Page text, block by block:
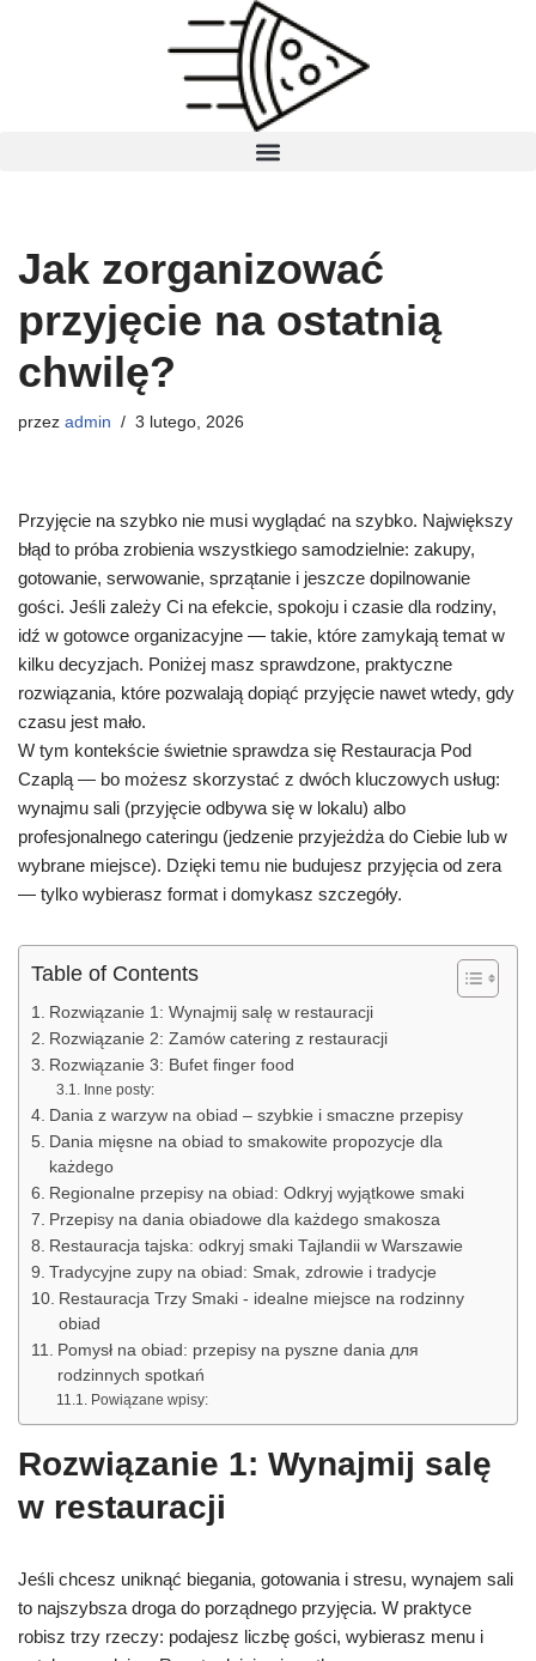
Jak zorganizować
przyjęcie na ostatnią
chwilę?
przez admin 3 lutego, 2026
Przyjęcie na szybko nie musi wyglądać na szybko. Największy
błąd to próba zrobienia wszystkiego samodzielnie: zakupy,
gotowanie, serwowanie, sprzątanie i jeszcze dopilnowanie
gości. Jeśli zależy Ci na efekcie, spokoju i czasie dla rodziny,
idź w gotowce organizacyjne — takie, które zamykają temat w
kilku decyzjach. Poniżej masz sprawdzone, praktyczne
rozwiązania, które pozwalają dopiąć przyjęcie nawet wtedy, gdy
czasu jest mało.
W tym kontekście świetnie sprawdza się Restauracja Pod
Czaplą — bo możesz skorzystać z dwóch kluczowych usług:
wynajmu sali (przyjęcie odbywa się w lokalu) albo
profesjonalnego cateringu (jedzenie przyjeżdża do Ciebie lub w
wybrane miejsce). Dzięki temu nie budujesz przyjęcia od zera
— tylko wybierasz format i domykasz szczegóły.
Table of Contents
Rozwiązanie 1: Wynajmij salę w restauracji
Rozwiązanie 2: Zamów catering z restauracji
Rozwiązanie 3: Bufet finger food
Inne posty:
Dania z warzyw na obiad – szybkie i smaczne przepisy
Dania mięsne na obiad to smakowite propozycje dla
każdego
Regionalne przepisy na obiad: Odkryj wyjątkowe smaki
Przepisy na dania obiadowe dla każdego smakosza
Restauracja tajska: odkryj smaki Tajlandii w Warszawie
Tradycyjne zupy na obiad: Smak, zdrowie i tradycje
Restauracja Trzy Smaki - idealne miejsce na rodzinny
obiad
Pomysł na obiad: przepisy na pyszne dania для
rodzinnych spotkań
Powiązane wpisy:
Rozwiązanie 1: Wynajmij salę
w restauracji
Jeśli chcesz uniknąć biegania, gotowania i stresu, wynajem sali
to najszybsza droga do porządnego przyjęcia. W praktyce
robisz trzy rzeczy: podajesz liczbę gości, wybierasz menu i